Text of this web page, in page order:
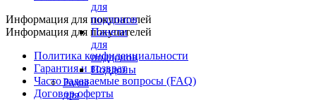
для
поддонов
Панели
для
поддонов
Поддоны
Рамы
для
Информация для покупателей
Информация для покупателей
Политика конфиденциальности
Гарантия и возврат
Часто задаваемые вопросы (FAQ)
Договор оферты